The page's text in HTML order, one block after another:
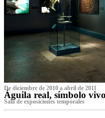
De diciembre de 2010 a abril de 2011
Águila real, símbolo
Sala de exposiciones temporales